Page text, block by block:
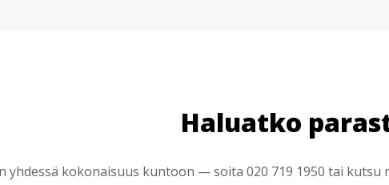
Haluatko
yhdessä kokonaisuus kuntoon — soita 020 719 1950 tai